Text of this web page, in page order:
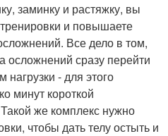
заминку и растяжку, вы
и повышаете
Все дело в том,
осложнений сразу перейти
нагрузки - для этого
минут короткой
же комплекс нужно
чтобы дать телу остыть и